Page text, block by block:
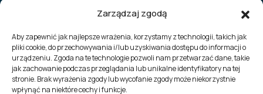
Zarządzaj zgodą
Aby zapewnić jak najlepsze wrażenia, korzystamy z technologii, takich jak
pliki cookie, do przechowywania i/lub uzyskiwania dostępu do informacji o
urządzeniu. Zgoda na te technologie pozwoli nam przetwarzać dane, takie
jak zachowanie podczas przeglądania lub unikalne identyfikatory na tej
stronie. Brak wyrażenia zgody lub wycofanie zgody może niekorzystnie
wpłynąć na niektóre cechy i funkcje.
Beli Bartoka 24
NIP 727-153-60-35
News
Zakres usług
Blog
Misja